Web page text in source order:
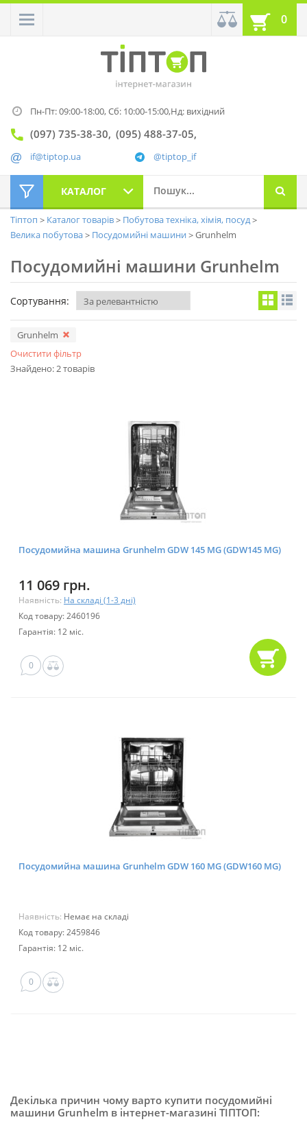
0
Пн-Пт: 09:00-18:00,Сб: 10:00-15:00,Нд: вихідний
(097) 735-38-30 (095) 488-37-05
@tiptop_if
if@tiptop.ua
КАТАЛОГ
Тіптоп Каталог товарів
Побутова техніка, хімія, посуд
Велика побутова
Посудомийні машини Grunhelm
Посудомийні машини Grunhelm
Сортування:
Grunhelm
Очистити фільтр
Знайдено: 2 товарів
Посудомийна машина Grunhelm GDW 145 MG (GDW145 MG)
11 069 грн.
Наявність: На складі (1-3 дні)
Код товару: 2460196
Гарантія: 12 міс.
0
Посудомийна машина Grunhelm GDW 160 MG (GDW160 MG)
Наявність: Немає на складі
Код товару: 2459846
Гарантія: 12 міс.
0
Декілька причин чому варто купити посудомийні
машини Grunhelm в інтернет-магазині ТІПТОП: